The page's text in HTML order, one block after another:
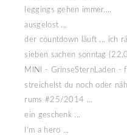
leggings gehen immer....
ausgelost ...
der countdown läuft ... ich
sieben sachen sonntag
MINI - GrinseSternLaden -
streichelst du noch oder
rums #25/2014 ...
ein geschenk ...
I'm a hero ...